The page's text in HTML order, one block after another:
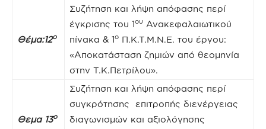
Θέμα:12ο
Συζήτηση και λήψη απόφασης περί
έγκρισης του 1ου Ανακεφαλαιωτικού
πίνακα & 1ο Π.Κ.Τ.Μ.Ν.Ε. του έργου:
«Αποκατάσταση ζημιών από θεομηνία
στην Τ.Κ.Πετρίλου».
Θεμα 13ο
Συζήτηση και λήψη απόφασης περί
συγκρότησης επιτροπής διενέργειας
διαγωνισμών και αξιολόγησης